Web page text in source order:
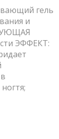
гель
и
ЭФФЕКТ: